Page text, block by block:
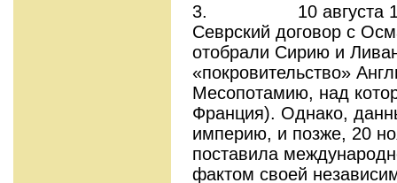
3. 10 августа 1920
Севрский договор с
отобрали Сирию и
«покровительство»
Месопотамию, над
Франция). Однако,
империю, и позже, 20
поставила
фактом своей